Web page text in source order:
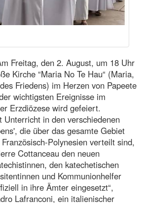
Freitag, den 2. August, um 18 Uhr
Kirche “Maria No Te Hau“ (Maria,
Friedens) im Herzen von Papeete
wichtigsten Ereignisse im
Erzdiözese wird gefeiert.
Unterricht in den verschiedenen
die über das gesamte Gebiet
Polynesien verteilt sind,
Cottanceau den neuen
den katechetischen
und Kommunionhelfer
in ihre Ämter eingesetzt“,
Lafranconi, ein italienischer